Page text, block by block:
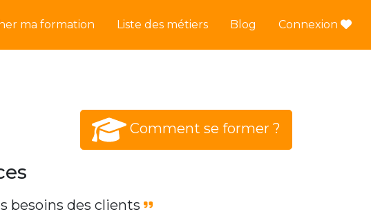
ma formation Liste des métiers Blog Connexion
Comment se former ?
besoins des clients